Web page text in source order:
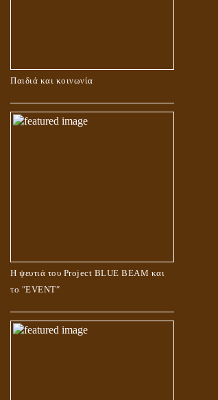
Παιδιά και κοινωνία
Η ψευτιά του Project BLUE BEAM και
το ʺEVENTʺ